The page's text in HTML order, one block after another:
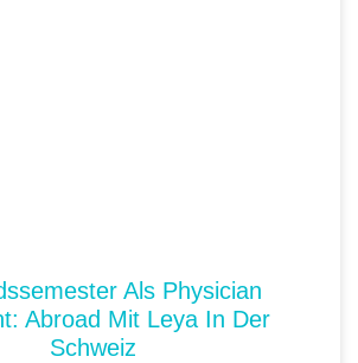
Als Physician
Abroad Mit Leya In Der
Schweiz